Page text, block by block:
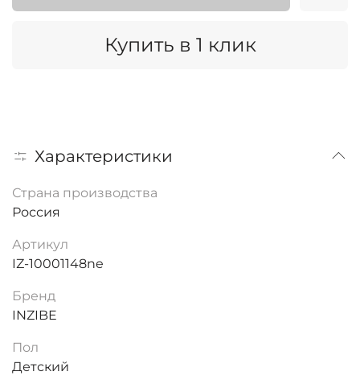
Купить в 1 клик
Характеристики
Страна производства
Россия
Артикул
IZ-10001148ne
Бренд
INZIBE
Пол
Детский